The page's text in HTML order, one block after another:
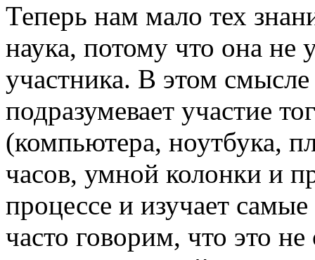
Теперь нам мало тех
наука, потому что она не
участника. В этом смысле
подразумевает участие
(компьютера, ноутбука,
часов, умной колонки и
процессе и изучает
часто говорим, что это